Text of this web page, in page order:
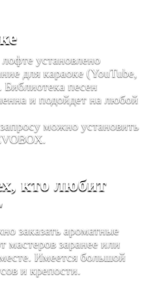
установлено
для караоке (YouTube,
песен
и подойдет на любой
можно установить
кто любит
заказать ароматные
мастеров заранее или
Имеется большой
и крепости.